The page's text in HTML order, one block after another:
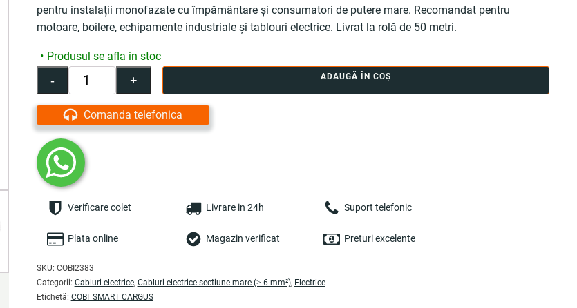
pentru instalații monofazate cu împământare și consumatori de putere mare. Recomandat pentru
motoare, boilere, echipamente industriale și tablouri electrice. Livrat la rolă de 50 metri.
Produsul se afla in stoc
-
Cantitate
Cablu
electric
3x6
50
m,
negru,
/
F
COBI
SMART®
+ ADAUGĂ ÎN COȘ
Comanda telefonica
Verificare colet Livrare in 24h Suport telefonic
Plata online Magazin verificat Preturi excelente
SKU: COBI2383
Categorii: Cabluri electrice, Cabluri electrice sectiune mare (≥ 6 mm²), Electrice
Etichetă: COBI_SMART CARGUS